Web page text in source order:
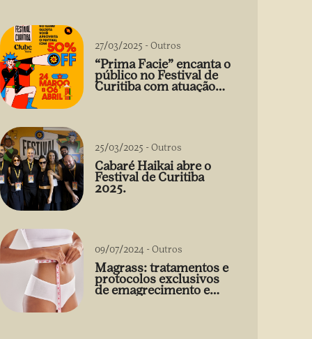
27/03/2025 -Outros
“Prima Facie” encanta o
público no Festival de
Curitiba com atuação
arrebatadora de Débora
25/03/2025 -Outros
Cabaré Haikai abre o
Festival de Curitiba
2025.
09/07/2024 -Outros
Magrass: tratamentos e
protocolos exclusivos
de emagrecimento e
estética sem uso de